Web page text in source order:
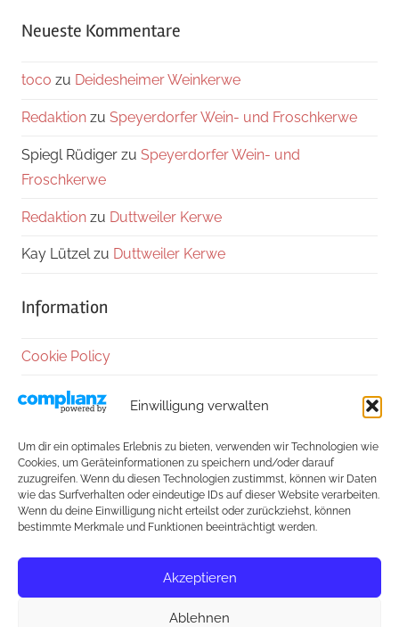
Einwilligung verwalten
Um dir ein optimales Erlebnis zu bieten, verwenden wir Technologien wie
Cookies, um Geräteinformationen zu speichern und/oder darauf
zuzugreifen. Wenn du diesen Technologien zustimmst, können wir Daten
wie das Surfverhalten oder eindeutige IDs auf dieser Website verarbeiten.
Wenn du deine Einwilligung nicht erteilst oder zurückziehst, können
bestimmte Merkmale und Funktionen beeinträchtigt werden.
Akzeptieren
Ablehnen
Neueste Kommentare
toco zu Deidesheimer Weinkerwe
Redaktion zu Speyerdorfer Wein- und Froschkerwe
Spiegl Rüdiger zu Speyerdorfer Wein- und
Froschkerwe
Redaktion zu Duttweiler Kerwe
Kay Lützelzu Duttweiler Kerwe
Information
Cookie Policy
Datenschutzerklärung
Kontakt
Außerdem: